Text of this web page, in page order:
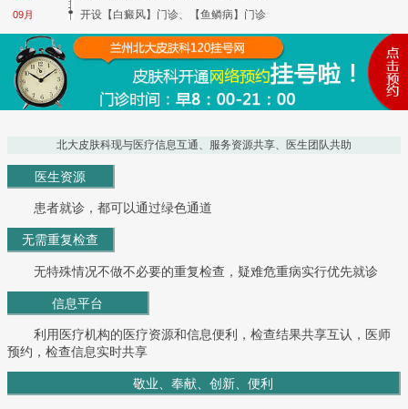
09月
开设【白癜风】门诊、【鱼鳞病】门诊
北大皮肤科现与医疗信息互通、服务资源共享、医生团队共助
医生资源
患者就诊，都可以通过绿色通道
无需重复检查
无特殊情况不做不必要的重复检查，疑难危重病实行优先就诊
信息平台
利用医疗机构的医疗资源和信息便利，检查结果共享互认，医师
预约，检查信息实时共享
敬业、奉献、创新、便利